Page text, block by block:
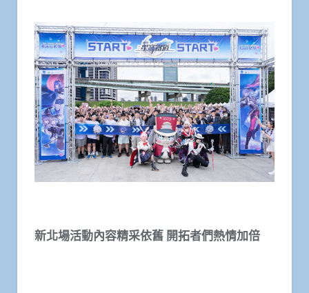
新北場活動內容精采依舊 開拓者們熱情加倍